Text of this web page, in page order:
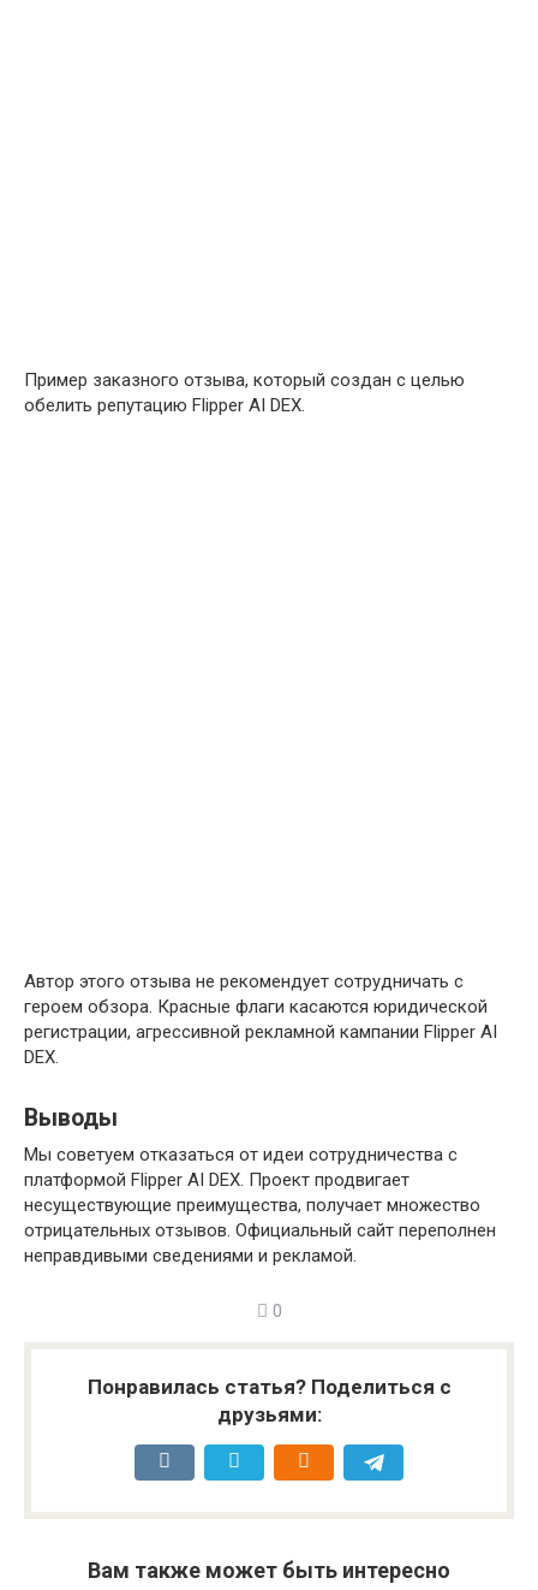
Пример заказного отзыва, который создан с целью
обелить репутацию Flipper AI DEX.
Автор этого отзыва не рекомендует сотрудничать с
героем обзора. Красные флаги касаются юридической
регистрации, агрессивной рекламной кампании Flipper AI
DEX.
Выводы
Мы советуем отказаться от идеи сотрудничества с
платформой Flipper AI DEX. Проект продвигает
несуществующие преимущества, получает множество
отрицательных отзывов. Официальный сайт переполнен
неправдивыми сведениями и рекламой.
0
Понравилась статья? Поделиться с
друзьями:
Вам также может быть интересно